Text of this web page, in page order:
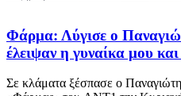
Φάρμα: Λύγισε ο
έλειψαν η γυναίκα μου
Σε κλάματα ξέσπασε ο